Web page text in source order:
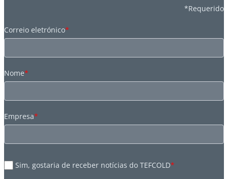
*Requerido
Correio eletrónico*
Nome*
Empresa*
Sim, gostaria de receber notícias do TEFCOLD*